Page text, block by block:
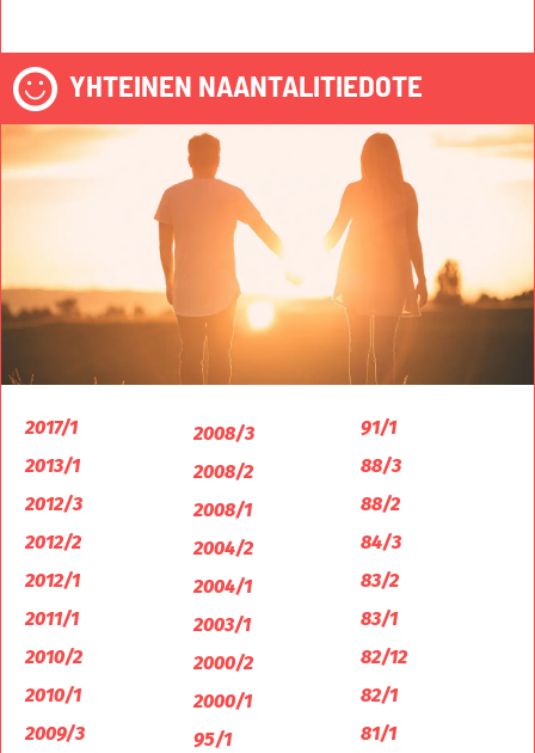
YHTEINEN NAANTALITIEDOTE
2017/1
2013/1
2012/3
2012/2
2012/1
2011/1
2010/2
2010/1
2009/3
2008/3
2008/2
2008/1
2004/2
2004/1
2003/1
2000/2
2000/1
95/1
91/1
88/3
88/2
84/3
83/2
83/1
82/12
82/1
81/1